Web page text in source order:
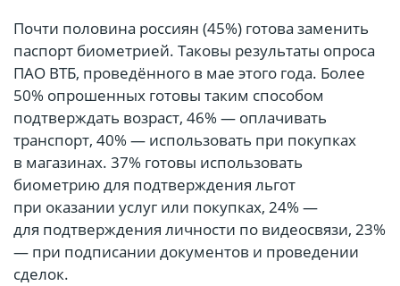
Почти половина россиян (45%) готова заменить
паспорт биометрией. Таковы результаты опроса
ПАО ВТБ, проведённого в мае этого года. Более
50% опрошенных готовы таким способом
подтверждать возраст, 46% — оплачивать
транспорт, 40% — использовать при покупках
в магазинах. 37% готовы использовать
биометрию для подтверждения льгот
при оказании услуг или покупках, 24% —
для подтверждения личности по видеосвязи, 23%
— при подписании документов и проведении
сделок.